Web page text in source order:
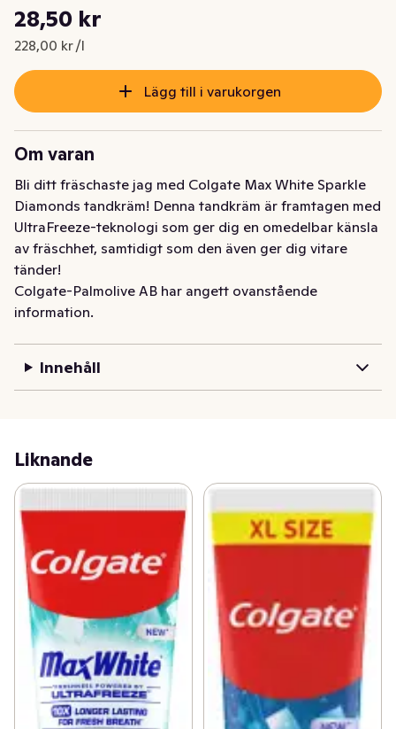
Nuvarande pris är: 28,50 kr
28,50 kr
228,00 kr /l
Styckpris: 228,00 kr /l
Lägg till i varukorgen
Om varan
Bli ditt fräschaste jag med Colgate Max White Sparkle
Diamonds tandkräm! Denna tandkräm är framtagen med
UltraFreeze-teknologi som ger dig en omedelbar känsla
av fräschhet, samtidigt som den även ger dig vitare
tänder!
Colgate-Palmolive AB har angett ovanstående
information.
Innehåll
Liknande